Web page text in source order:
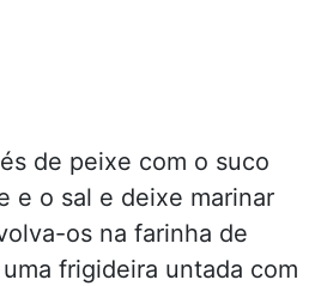
de peixe com o suco
e o sal e deixe marinar
os na farinha de
frigideira untada com